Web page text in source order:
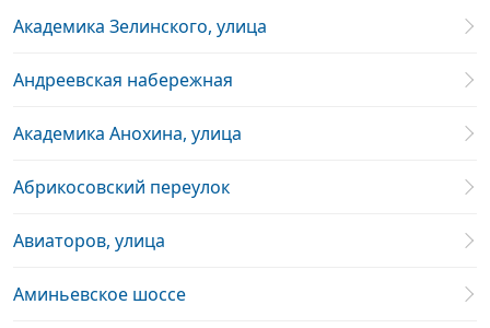
Академика Зелинского, улица
Андреевская набережная
Академика Анохина, улица
Абрикосовский переулок
Авиаторов, улица
Аминьевское шоссе